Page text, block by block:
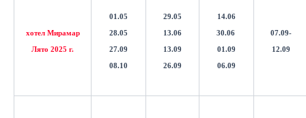
хотел Мирамар
Лято 2025 г.
01.05
28.05
27.09
08.10
29.05
13.06
13.09
26.09
14.06
30.06
01.09
06.09
07.09-
12.09